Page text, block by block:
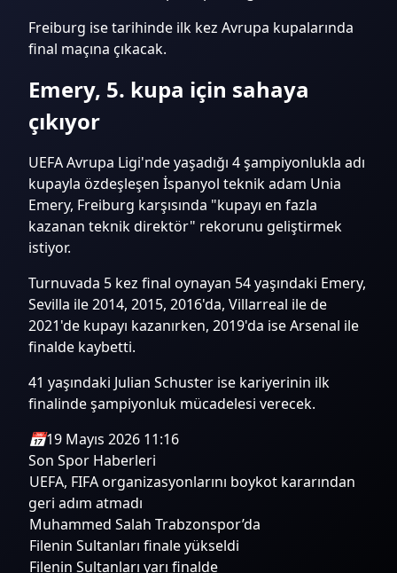
Freiburg ise tarihinde ilk kez Avrupa kupalarında
final maçına çıkacak.
Emery, 5. kupa için sahaya
çıkıyor
UEFA Avrupa Ligi'nde yaşadığı 4 şampiyonlukla adı
kupayla özdeşleşen İspanyol teknik adam Unia
Emery, Freiburg karşısında "kupayı en fazla
kazanan teknik direktör" rekorunu geliştirmek
istiyor.
Turnuvada 5 kez final oynayan 54 yaşındaki Emery,
Sevilla ile 2014, 2015, 2016'da, Villarreal ile de
2021'de kupayı kazanırken, 2019'da ise Arsenal ile
finalde kaybetti.
41 yaşındaki Julian Schuster ise kariyerinin ilk
finalinde şampiyonluk mücadelesi verecek.
📅19 Mayıs 2026 11:16
Son Spor Haberleri
UEFA, FIFA organizasyonlarını boykot kararından
geri adım atmadı
Muhammed Salah Trabzonspor’da
Filenin Sultanları finale yükseldi
Filenin Sultanları yarı finalde